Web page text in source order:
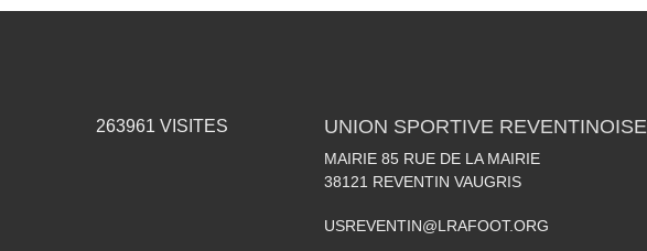
263961 VISITES UNION SPORTIVE REVENTINOISE
MAIRIE 85 RUE DE LA MAIRIE
38121 REVENTIN VAUGRIS
USREVENTIN@LRAFOOT.ORG